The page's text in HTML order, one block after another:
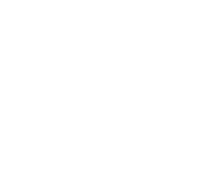
潮州火車站租機車價格、屏東共享機
屏東租機車費用ㄒ屏東火車站租機車
屏東火車站機車出租、屏東租機車費
港、無人店、屏東、租機車、火車
薦、屏東火車站租機車推薦、屏東共享
火車站租機車價格、屏東共享機車、
屏東火車站機車出租、屏東租機車費
港、無人店、屏東、租機車、火車
薦、屏東火車站租機車推薦、屏東共享
火車站租機車價格、屏東共享機車、